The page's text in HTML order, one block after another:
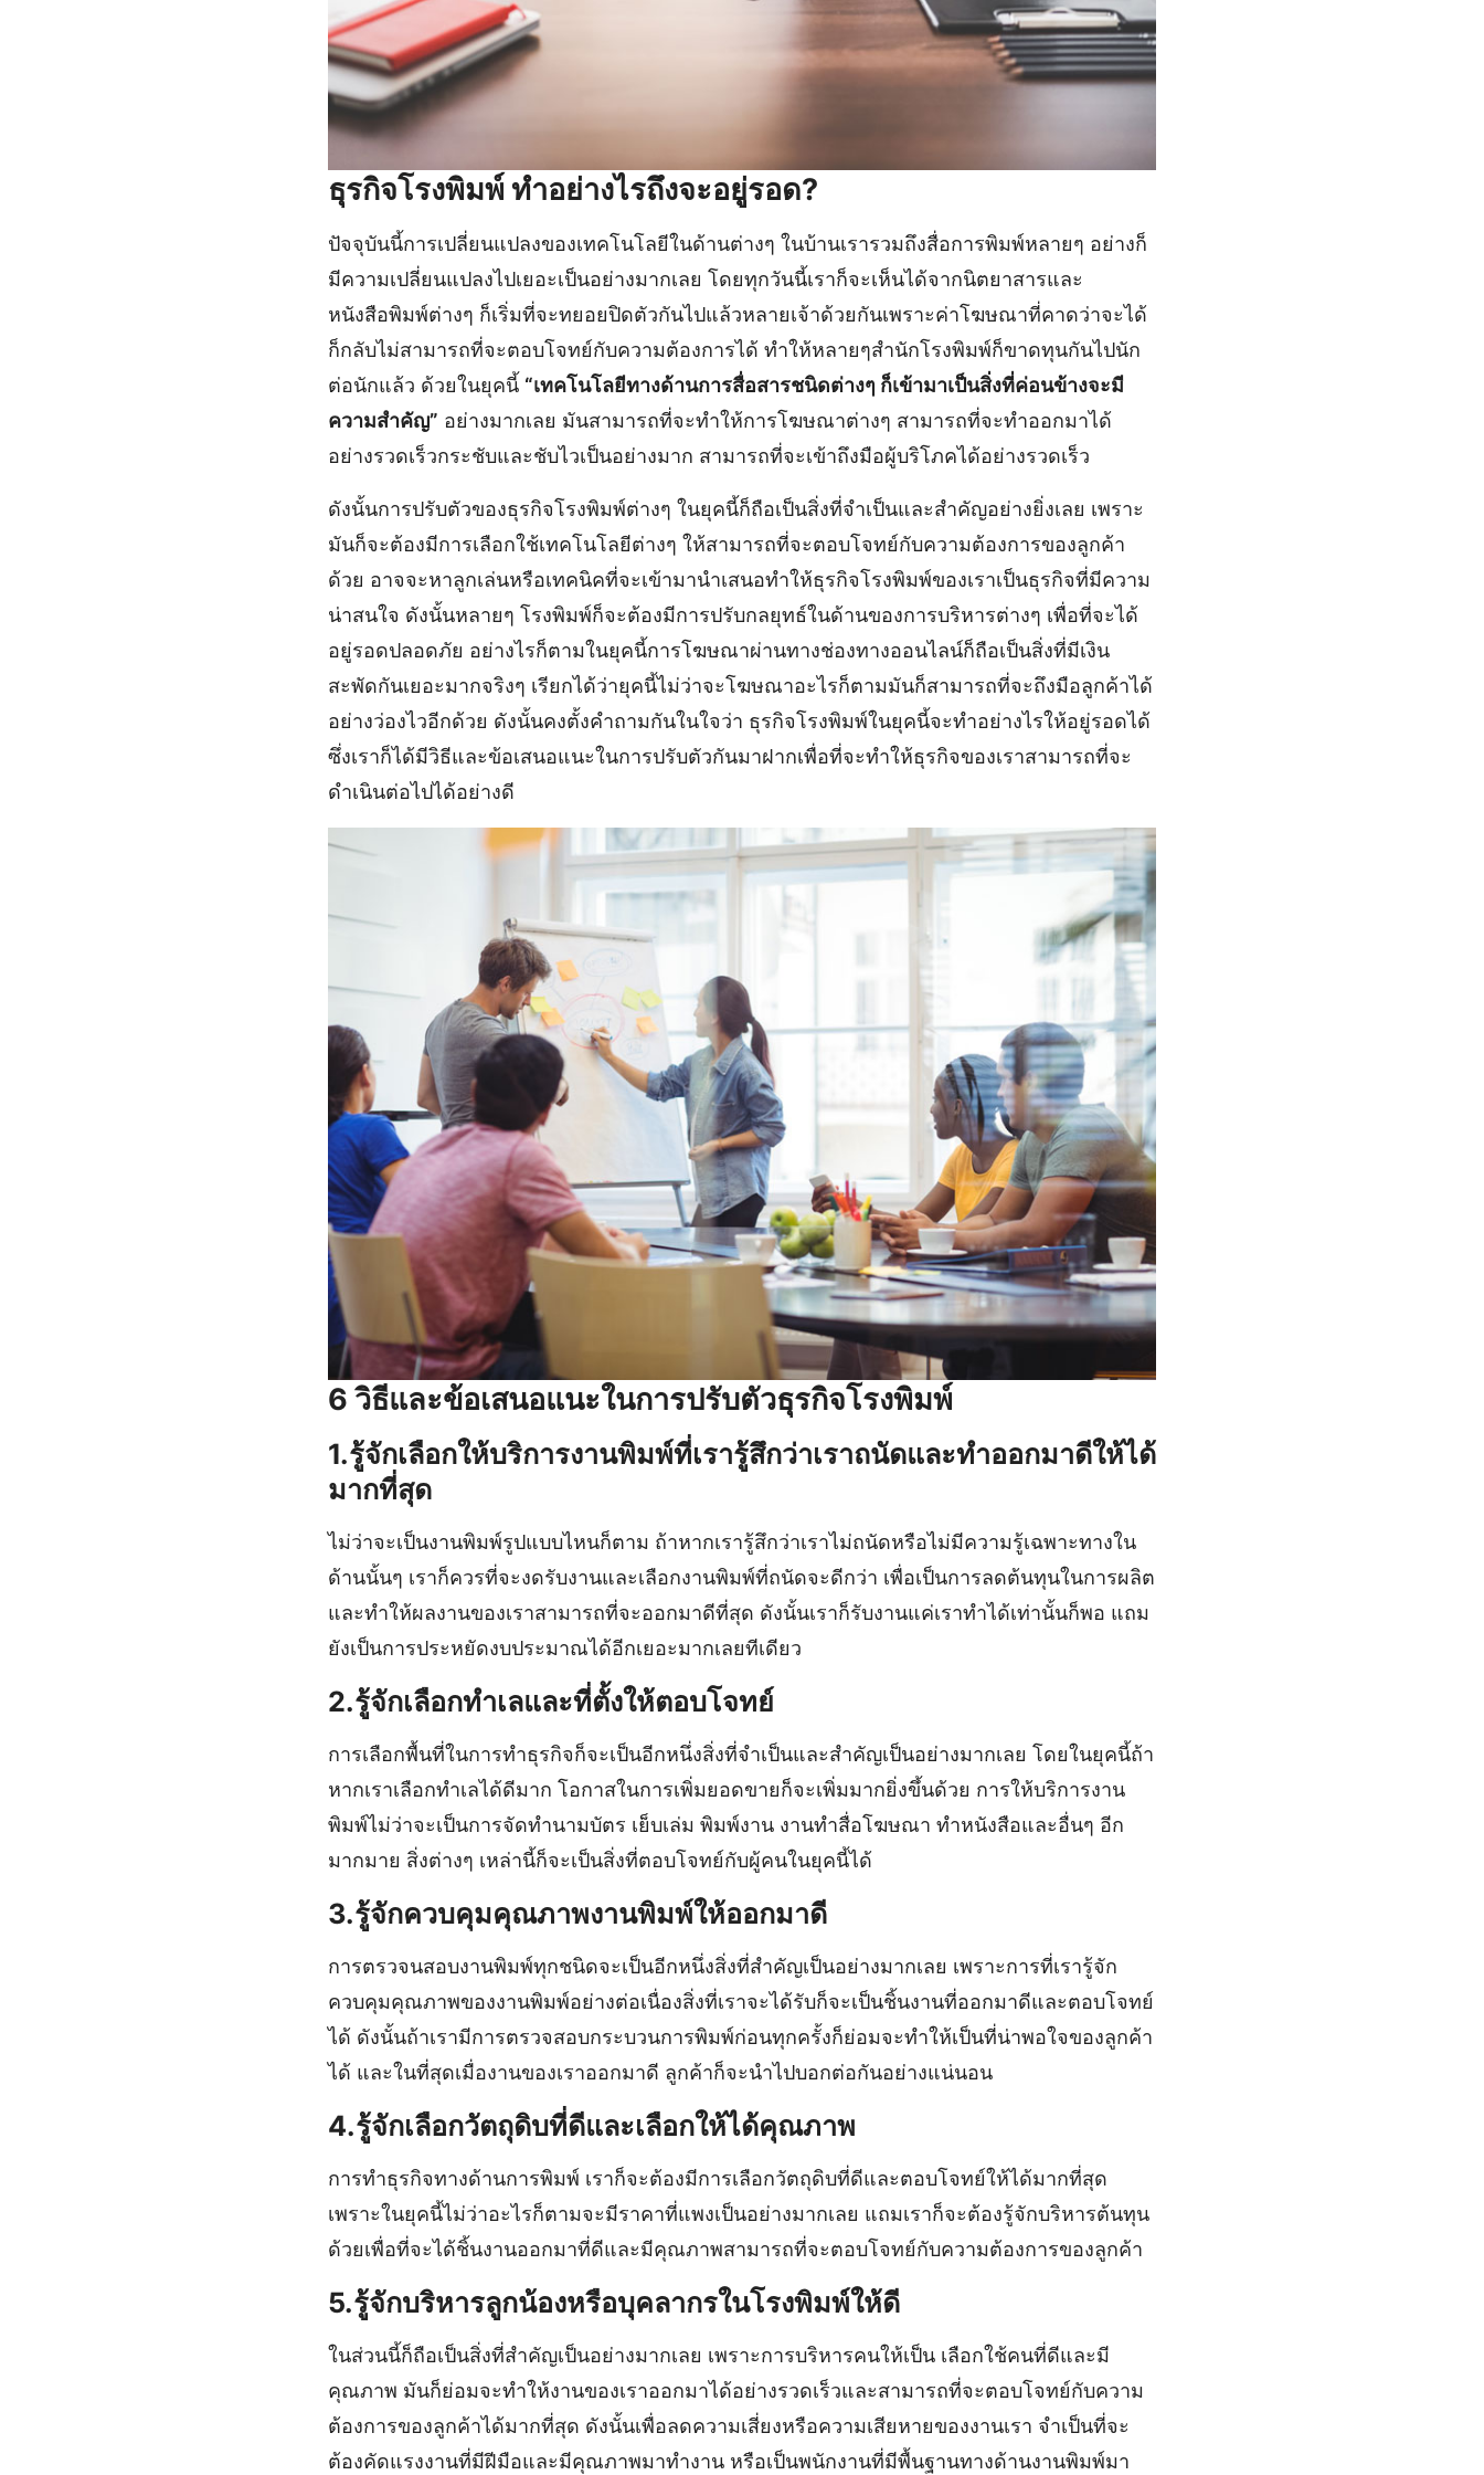
ธุรกิจโรงพิมพ์ ทำอย่างไรถึงจะอยู่รอด?
ปัจจุบันนี้การเปลี่ยนแปลงของเทคโนโลยีในด้านต่างๆ ในบ้านเรารวมถึงสื่อการพิมพ์หลายๆ อย่างก็
มีความเปลี่ยนแปลงไปเยอะเป็นอย่างมากเลย โดยทุกวันนี้เราก็จะเห็นได้จากนิตยาสารและ
หนังสือพิมพ์ต่างๆ ก็เริ่มที่จะทยอยปิดตัวกันไปแล้วหลายเจ้าด้วยกันเพราะค่าโฆษณาที่คาดว่าจะได้
ก็กลับไม่สามารถที่จะตอบโจทย์กับความต้องการได้ ทำให้หลายๆสำนักโรงพิมพ์ก็ขาดทุนกันไปนัก
ต่อนักแล้ว ด้วยในยุคนี้ “เทคโนโลยีทางด้านการสื่อสารชนิดต่างๆ ก็เข้ามาเป็นสิ่งที่ค่อนข้างจะมี
ความสำคัญ” อย่างมากเลย มันสามารถที่จะทำให้การโฆษณาต่างๆ สามารถที่จะทำออกมาได้
อย่างรวดเร็วกระชับและชับไวเป็นอย่างมาก สามารถที่จะเข้าถึงมือผู้บริโภคได้อย่างรวดเร็ว
ดังนั้นการปรับตัวของธุรกิจโรงพิมพ์ต่างๆ ในยุคนี้ก็ถือเป็นสิ่งที่จำเป็นและสำคัญอย่างยิ่งเลย เพราะ
มันก็จะต้องมีการเลือกใช้เทคโนโลยีต่างๆ ให้สามารถที่จะตอบโจทย์กับความต้องการของลูกค้า
ด้วย อาจจะหาลูกเล่นหรือเทคนิคที่จะเข้ามานำเสนอทำให้ธุรกิจโรงพิมพ์ของเราเป็นธุรกิจที่มีความ
น่าสนใจ ดังนั้นหลายๆ โรงพิมพ์ก็จะต้องมีการปรับกลยุทธ์ในด้านของการบริหารต่างๆ เพื่อที่จะได้
อยู่รอดปลอดภัย อย่างไรก็ตามในยุคนี้การโฆษณาผ่านทางช่องทางออนไลน์ก็ถือเป็นสิ่งที่มีเงิน
สะพัดกันเยอะมากจริงๆ เรียกได้ว่ายุคนี้ไม่ว่าจะโฆษณาอะไรก็ตามมันก็สามารถที่จะถึงมือลูกค้าได้
อย่างว่องไวอีกด้วย ดังนั้นคงตั้งคำถามกันในใจว่า ธุรกิจโรงพิมพ์ในยุคนี้จะทำอย่างไรให้อยู่รอดได้
ซึ่งเราก็ได้มีวิธีและข้อเสนอแนะในการปรับตัวกันมาฝากเพื่อที่จะทำให้ธุรกิจของเราสามารถที่จะ
ดำเนินต่อไปได้อย่างดี
6 วิธีและข้อเสนอแนะในการปรับตัวธุรกิจโรงพิมพ์
1.รู้จักเลือกให้บริการงานพิมพ์ที่เรารู้สึกว่าเราถนัดและทำออกมาดีให้ได้
มากที่สุด
ไม่ว่าจะเป็นงานพิมพ์รูปแบบไหนก็ตาม ถ้าหากเรารู้สึกว่าเราไม่ถนัดหรือไม่มีความรู้เฉพาะทางใน
ด้านนั้นๆ เราก็ควรที่จะงดรับงานและเลือกงานพิมพ์ที่ถนัดจะดีกว่า เพื่อเป็นการลดต้นทุนในการผลิต
และทำให้ผลงานของเราสามารถที่จะออกมาดีที่สุด ดังนั้นเราก็รับงานแค่เราทำได้เท่านั้นก็พอ แถม
ยังเป็นการประหยัดงบประมาณได้อีกเยอะมากเลยทีเดียว
2.รู้จักเลือกทำเลและที่ตั้งให้ตอบโจทย์
การเลือกพื้นที่ในการทำธุรกิจก็จะเป็นอีกหนึ่งสิ่งที่จำเป็นและสำคัญเป็นอย่างมากเลย โดยในยุคนี้ถ้า
หากเราเลือกทำเลได้ดีมาก โอกาสในการเพิ่มยอดขายก็จะเพิ่มมากยิ่งขึ้นด้วย การให้บริการงาน
พิมพ์ไม่ว่าจะเป็นการจัดทำนามบัตร เย็บเล่ม พิมพ์งาน งานทำสื่อโฆษณา ทำหนังสือและอื่นๆ อีก
มากมาย สิ่งต่างๆ เหล่านี้ก็จะเป็นสิ่งที่ตอบโจทย์กับผู้คนในยุคนี้ได้
3.รู้จักควบคุมคุณภาพงานพิมพ์ให้ออกมาดี
การตรวจนสอบงานพิมพ์ทุกชนิดจะเป็นอีกหนึ่งสิ่งที่สำคัญเป็นอย่างมากเลย เพราะการที่เรารู้จัก
ควบคุมคุณภาพของงานพิมพ์อย่างต่อเนื่องสิ่งที่เราจะได้รับก็จะเป็นชิ้นงานที่ออกมาดีและตอบโจทย์
ได้ ดังนั้นถ้าเรามีการตรวจสอบกระบวนการพิมพ์ก่อนทุกครั้งก็ย่อมจะทำให้เป็นที่น่าพอใจของลูกค้า
ได้ และในที่สุดเมื่องานของเราออกมาดี ลูกค้าก็จะนำไปบอกต่อกันอย่างแน่นอน
4.รู้จักเลือกวัตถุดิบที่ดีและเลือกให้ได้คุณภาพ
การทำธุรกิจทางด้านการพิมพ์ เราก็จะต้องมีการเลือกวัตถุดิบที่ดีและตอบโจทย์ให้ได้มากที่สุด
เพราะในยุคนี้ไม่ว่าอะไรก็ตามจะมีราคาที่แพงเป็นอย่างมากเลย แถมเราก็จะต้องรู้จักบริหารต้นทุน
ด้วยเพื่อที่จะได้ชิ้นงานออกมาที่ดีและมีคุณภาพสามารถที่จะตอบโจทย์กับความต้องการของลูกค้า
5.รู้จักบริหารลูกน้องหรือบุคลากรในโรงพิมพ์ให้ดี
ในส่วนนี้ก็ถือเป็นสิ่งที่สำคัญเป็นอย่างมากเลย เพราะการบริหารคนให้เป็น เลือกใช้คนที่ดีและมี
คุณภาพ มันก็ย่อมจะทำให้งานของเราออกมาได้อย่างรวดเร็วและสามารถที่จะตอบโจทย์กับความ
ต้องการของลูกค้าได้มากที่สุด ดังนั้นเพื่อลดความเสี่ยงหรือความเสียหายของงานเรา จำเป็นที่จะ
ต้องคัดแรงงานที่มีฝีมือและมีคุณภาพมาทำงาน หรือเป็นพนักงานที่มีพื้นฐานทางด้านงานพิมพ์มา